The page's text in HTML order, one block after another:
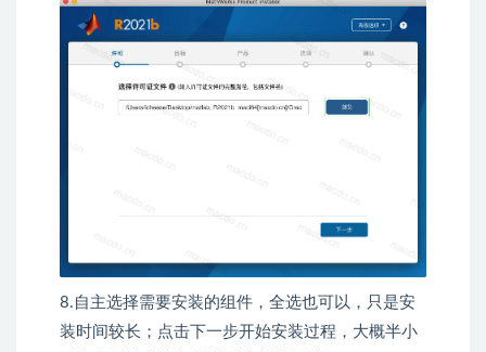
8.自主选择需要安装的组件，全选也可以，只是安
装时间较长；点击下一步开始安装过程，大概半小